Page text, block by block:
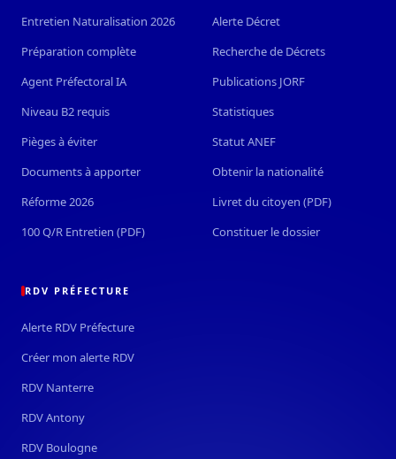
Entretien Naturalisation 2026
Préparation complète
Agent Préfectoral IA
Niveau B2 requis
Pièges à éviter
Documents à apporter
Réforme 2026
100 Q/R Entretien (PDF)
Alerte Décret
Recherche de Décrets
Publications JORF
Statistiques
Statut ANEF
Obtenir la nationalité
Livret du citoyen (PDF)
Constituer le dossier
RDV PRÉFECTURE
Alerte RDV Préfecture
Créer mon alerte RDV
RDV Nanterre
RDV Antony
RDV Boulogne